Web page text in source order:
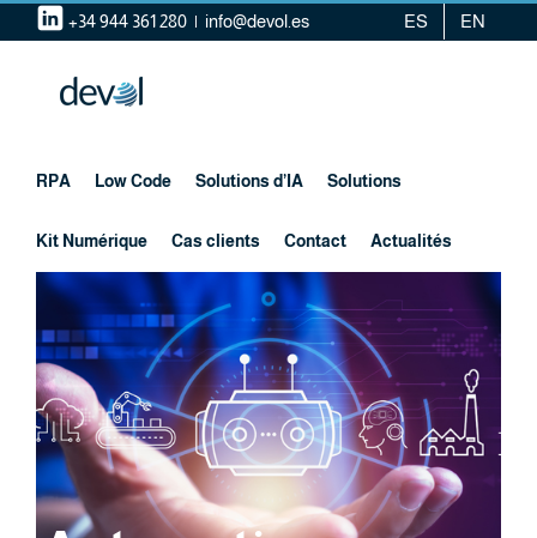
content
+34 944 361 280 | info@devol.es ES EN
RPA Low Code Solutions d’IA Solutions
Kit Numérique Cas clients Contact Actualités